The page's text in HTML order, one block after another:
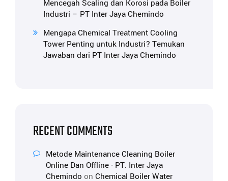
Mencegah Scaling dan Korosi pada Boiler
Industri – PT Inter Jaya Chemindo
Mengapa Chemical Treatment Cooling
Tower Penting untuk Industri? Temukan
Jawaban dari PT Inter Jaya Chemindo
RECENT COMMENTS
Metode Maintenance Cleaning Boiler
Online Dan Offline - PT. Inter Jaya
Chemindo on Chemical Boiler Water